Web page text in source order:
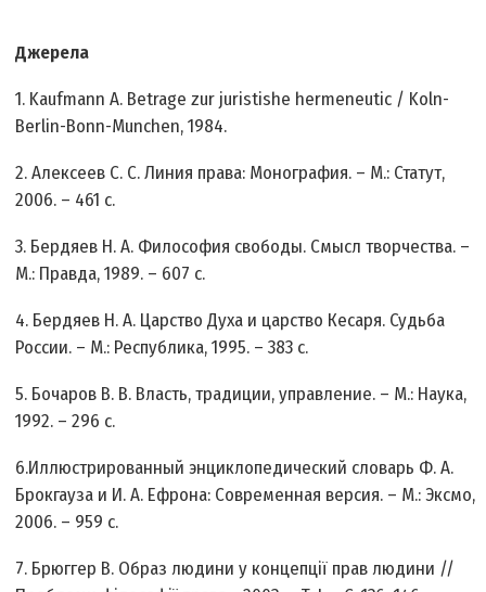
Джерела
1. Kaufmann A. Betrage zur juristishe hermeneutic / Koln-
Berlin-Bonn-Munchen, 1984.
2. Алексеев С. С. Линия права: Монография. – М.: Статут,
2006. – 461 с.
3. Бердяев Н. А. Философия свободы. Смысл творчества. –
М.: Правда, 1989. – 607 с.
4. Бердяев Н. А. Царство Духа и царство Кесаря. Судьба
России. – М.: Республика, 1995. – 383 с.
5. Бочаров В. В. Власть, традиции, управление. – М.: Наука,
1992. – 296 с.
6.Иллюстрированный энциклопедический словарь Ф. А.
Брокгауза и И. А. Ефрона: Современная версия. – М.: Эксмо,
2006. – 959 с.
7. Брюггер В. Образ людини у концепції прав людини //